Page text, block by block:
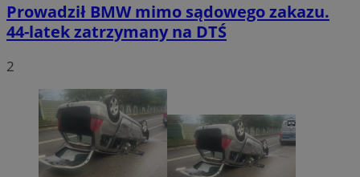
Prowadził BMW mimo sądowego zakazu.
44-latek zatrzymany na DTŚ
2